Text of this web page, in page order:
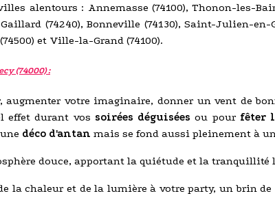
alentours : Annemasse (74100), Thonon-les-
(74240), Bonneville (74130), Saint-Julien-
et Ville-la-Grand (74100).
(74000) :
augmenter votre imaginaire, donner un vent de
effet durant vos soirées déguisées ou pour fêter
déco d'antan mais se fond aussi pleinement à
douce, apportant la quiétude et la tranquillité
la chaleur et de la lumière à votre party, un brin